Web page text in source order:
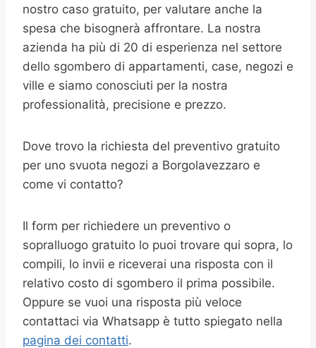
nostro caso gratuito, per valutare anche la
spesa che bisognerà affrontare. La nostra
azienda ha più di 20 di esperienza nel settore
dello sgombero di appartamenti, case, negozi e
ville e siamo conosciuti per la nostra
professionalità, precisione e prezzo.
Dove trovo la richiesta del preventivo gratuito
per uno svuota negozi a Borgolavezzaro e
come vi contatto?
Il form per richiedere un preventivo o
sopralluogo gratuito lo puoi trovare qui sopra, lo
compili, lo invii e riceverai una risposta con il
relativo costo di sgombero il prima possibile.
Oppure se vuoi una risposta più veloce
contattaci via Whatsapp è tutto spiegato nella
pagina dei contatti.